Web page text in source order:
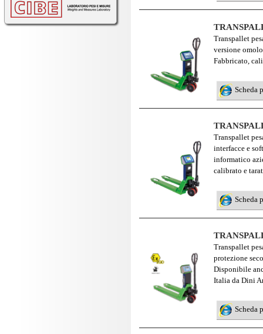
Transpallet
versione
Fabbricato,
Scheda
Transpallet
interfacce e
informatico
calibrato e
Scheda
Transpallet
protezione
Disponibile
Italia da Dini
Scheda